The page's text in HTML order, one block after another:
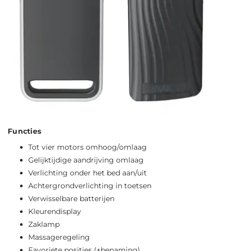
Functies
Tot vier motors omhoog/omlaag
Gelijktijdige aandrijving omlaag
Verlichting onder het bed aan/uit
Achtergrondverlichting in toetsen
Verwisselbare batterijen
Kleurendisplay
Zaklamp
Massageregeling